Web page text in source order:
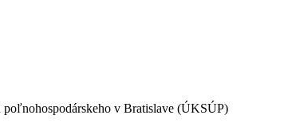
poľnohospodárskeho v Bratislave (ÚKSÚP)